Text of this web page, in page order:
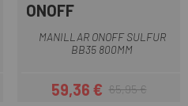
ONOFF
MANILLAR ONOFF SULFUR
BB35 800MM
Precio
59,36 €Precio regular
65,95 €